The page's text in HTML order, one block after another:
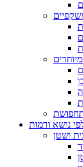
נושא ודמות
ושטן